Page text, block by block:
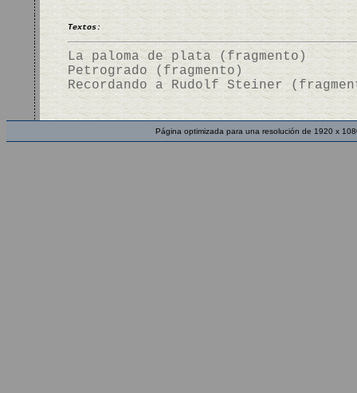
Textos:
La paloma de plata (fragmento)
Petrogrado (fragmento)
Recordando a Rudolf Steiner
Página optimizada para una resolución de 1920 x